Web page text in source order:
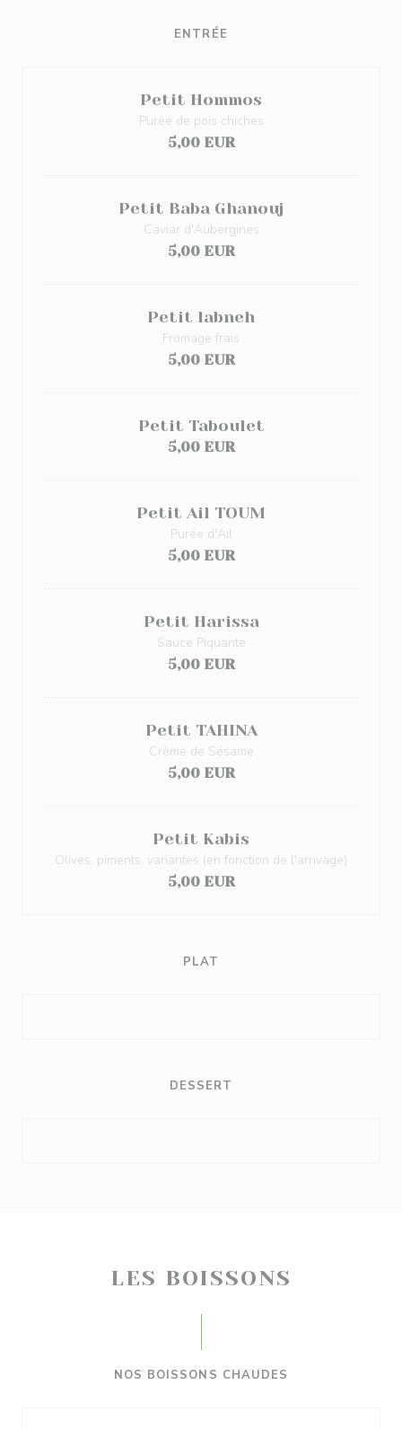
ENTRÉE
Petit Hommos
Purée de pois chiches
5,00 EUR
Petit Baba Ghanouj
Caviar d'Aubergines
5,00 EUR
Petit labneh
Fromage frais
5,00 EUR
Petit Taboulet
5,00 EUR
Petit Ail TOUM
Purée d'Ail
5,00 EUR
Petit Harissa
Sauce Piquante
5,00 EUR
Petit TAHINA
Crème de Sésame
5,00 EUR
Petit Kabis
Olives, piments, variantes (en fonction de l'arrivage)
5,00 EUR
PLAT
DESSERT
LES BOISSONS
NOS BOISSONS CHAUDES